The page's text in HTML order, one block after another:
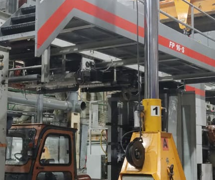
пресса 5143-03К